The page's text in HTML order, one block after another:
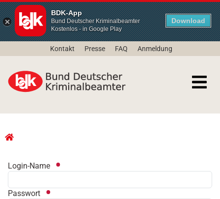
BDK-App
Bund Deutscher Kriminalbeamter
Kostenlos - in Google Play
Download
Kontakt Presse FAQ Anmeldung
Login-Name
Passwort